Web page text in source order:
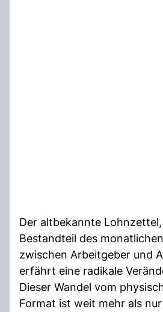
Der altbekannte
Bestandteil des
zwischen Arbeitgeber und
erfährt eine radikale
Dieser Wandel vom
Format ist weit mehr als